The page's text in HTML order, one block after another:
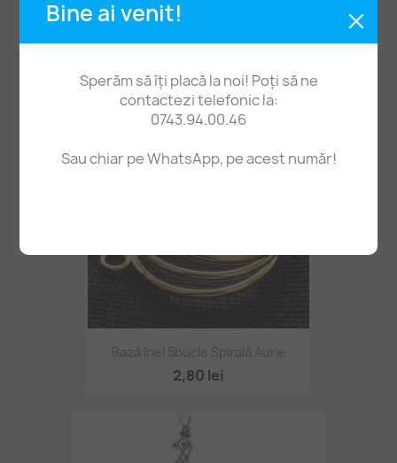
Bine ai venit!
Sperăm să îți placă la noi! Poți să ne
contactezi telefonic la:
0743.94.00.46
Sau chiar pe WhatsApp, pe acest număr!
Ace Cu Biluță 20mm -100buc
Bază Inel 5bucle Spirală Aurie
2,80 lei